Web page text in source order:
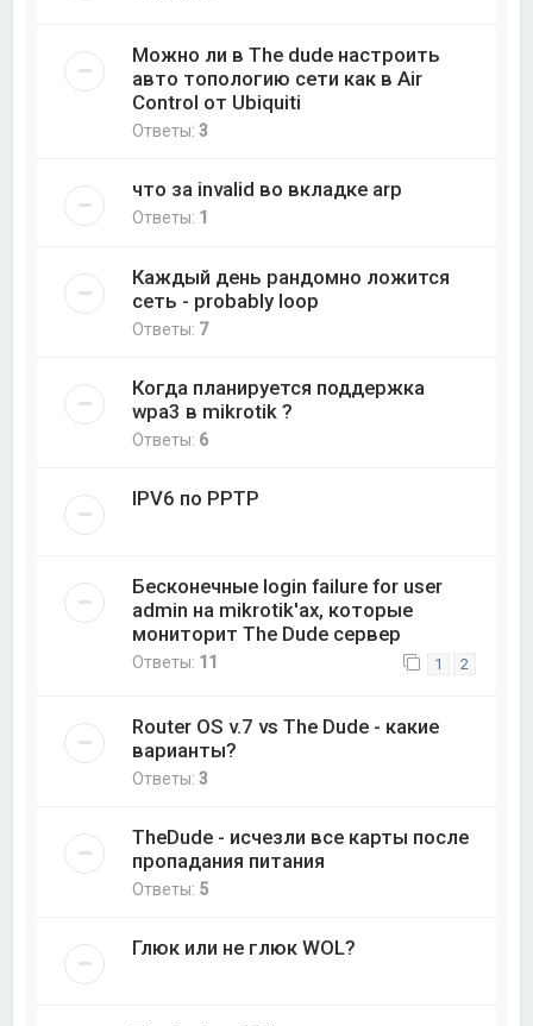
Можно ли в The dude настроить
авто топологию сети как в Air
Control от Ubiquiti
Ответы:3
что за invalid во вкладке arp
Ответы: 1
Каждый день рандомно ложится
сеть - probably loop
Ответы: 7
Когда планируется поддержка
wpa3 в mikrotik ?
Ответы: 6
IPV6 по PPTP
Бесконечные login failure for user
admin на mikrotik'ах, которые
мониторит The Dude сервер
Ответы: 11 1 2
Router OS v.7 vs The Dude - какие
варианты?
Ответы:3
TheDude - исчезли все карты после
пропадания питания
Ответы: 5
Глюк или не глюк WOL?